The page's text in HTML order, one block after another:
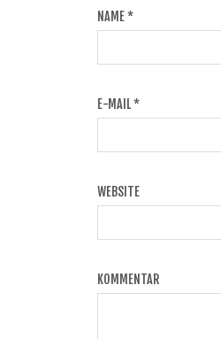
NAME*
E-MAIL*
WEBSITE
KOMMENTAR